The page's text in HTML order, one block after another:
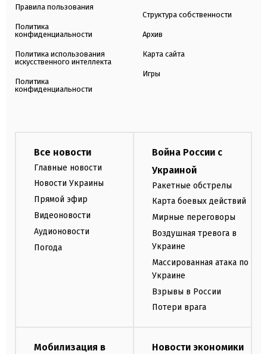
Правила пользования
Политика
конфиденциальности
Политика использования
искусственного интеллекта
Политика
конфиденциальности
Структура собственности
Архив
Карта сайта
Игры
Все новости
Главные новости
Новости Украины
Прямой эфир
Видеоновости
Аудионовости
Погода
Война России с
Украиной
Ракетные обстрелы
Карта боевых действий
Мирные переговоры
Воздушная тревога в
Украине
Массированная атака по
Украине
Взрывы в России
Потери врага
Мобилизация в
Новости экономики